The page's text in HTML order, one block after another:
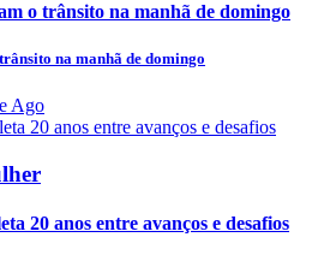
o trânsito na manhã de domingo
na manhã de domingo
Ago
20 anos entre avanços e desafios